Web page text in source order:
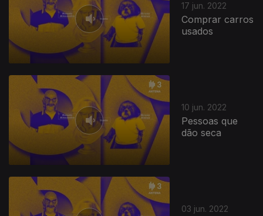
17 jun. 2022
Comprar carros
usados
10 jun. 2022
Pessoas que
dão seca
03 jun. 2022